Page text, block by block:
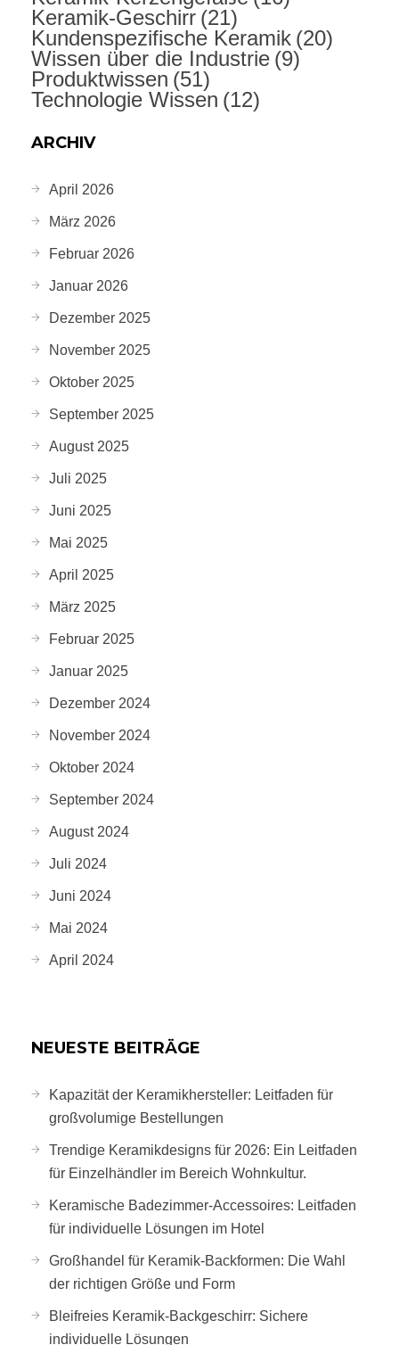
Keramik-Geschirr (21)
Kundenspezifische Keramik (20)
Wissen über die Industrie (9)
Produktwissen (51)
Technologie Wissen (12)
ARCHIV
April 2026
März 2026
Februar 2026
Januar 2026
Dezember 2025
November 2025
Oktober 2025
September 2025
August 2025
Juli 2025
Juni 2025
Mai 2025
April 2025
März 2025
Februar 2025
Januar 2025
Dezember 2024
November 2024
Oktober 2024
September 2024
August 2024
Juli 2024
Juni 2024
Mai 2024
April 2024
NEUESTE BEITRÄGE
Kapazität der Keramikhersteller: Leitfaden für
großvolumige Bestellungen
Trendige Keramikdesigns für 2026: Ein Leitfaden
für Einzelhändler im Bereich Wohnkultur.
Keramische Badezimmer-Accessoires: Leitfaden
für individuelle Lösungen im Hotel
Großhandel für Keramik-Backformen: Die Wahl
der richtigen Größe und Form
Bleifreies Keramik-Backgeschirr: Sichere
individuelle Lösungen